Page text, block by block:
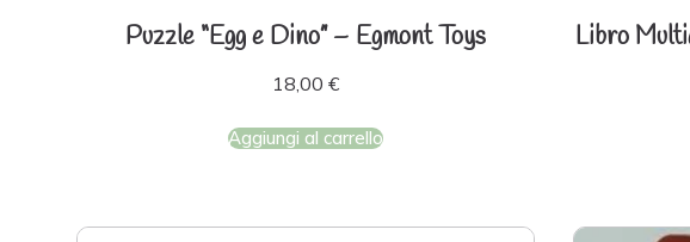
Puzzle “Egg e Dino” – Egmont Toys
18,00 €
Aggiungi al carrello
Libro